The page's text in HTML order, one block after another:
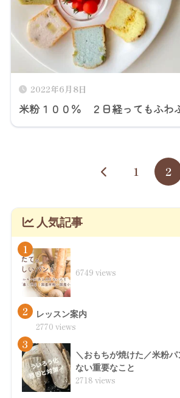
2022年6月8日
米粉１００％ ２日経ってもふわ
1 2
人気記事
1
6749 views
2 レッスン案内
2770 views
3
＼おもちが焼けた／米粉
ない重要なこと
2718 views